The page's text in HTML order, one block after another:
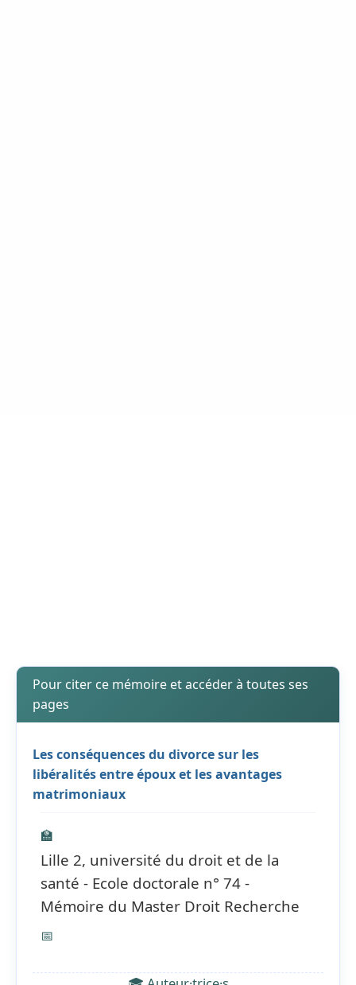
Pour citer ce mémoire et accéder à toutes ses
pages
Les conséquences du divorce sur les
libéralités entre époux et les avantages
matrimoniaux
🏫
Lille 2, université du droit et de la
santé - Ecole doctorale n° 74 -
Mémoire du Master Droit Recherche
📅